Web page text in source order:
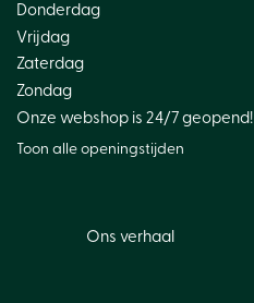
Donderdag
Vrijdag
Zaterdag
Zondag
Onze webshop is 24/7 geopend!
Toon alle openingstijden
Ons verhaal